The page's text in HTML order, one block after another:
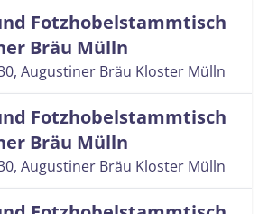
Fotzhobelstammtisch
Bräu Mülln
, Augustiner Bräu Kloster Mülln
Fotzhobelstammtisch
Bräu Mülln
, Augustiner Bräu Kloster Mülln